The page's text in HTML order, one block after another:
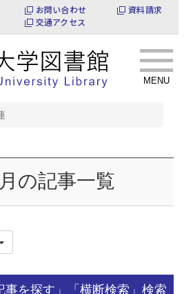
お問い合わせ
資料請求
交通アクセス
MENU
の記事一覧
事を探す」「横断検索」検索